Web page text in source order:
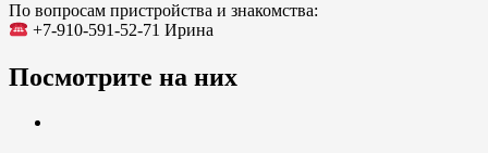
По вопросам пристройства и знакомства:
+7-910-591-52-71 Ирина
Посмотрите на них